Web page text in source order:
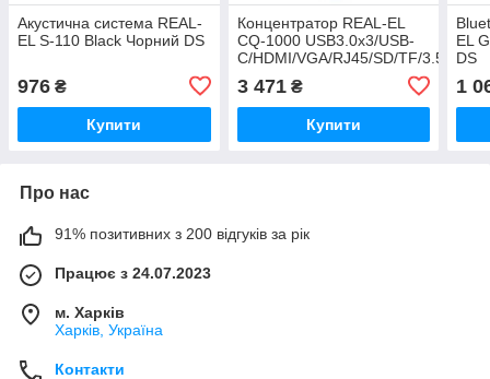
Акустична система REAL-
EL S-110 Black Чорний DS
976 ₴
Купити
Концентратор REAL-EL
CQ-1000 USB3.0х3/USB-
C/HDMI/VGA/RJ45/SD/TF/3.5mm
audio, 0.4m, Space Grey
Сірий DS
3 471₴
Купити
EL
DS
1
Про нас
91% позитивних з 200 відгуків за рік
Працює з 24.07.2023
м. Харків
Харків, Україна
Контакти